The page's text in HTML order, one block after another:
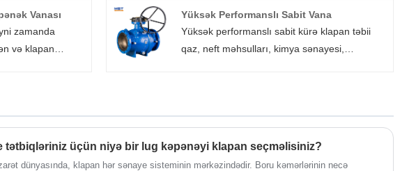
qaz boru kəməri
tənzimləmək
Vanası
zamanda
və klapan
malikdir. klapan,
eksantrik flanşlı
Yüksək Performanslı Sabit Vana
Yüksək performanslı sabit kürə klapan təbii
qaz, neft məhsulları, kimya sənayesi,
davamlı seriya məhsulları hidrogen sulfid
uzun məsafəli təbii qaz kəməri üçün uygundur.
tətbiqləriniz üçün niyə bir lug kəpənəyi klapan seçməlisiniz?
dünyasında, klapan hər sənaye sisteminin mərkəzindədir. Boru kəmərlərinin necə